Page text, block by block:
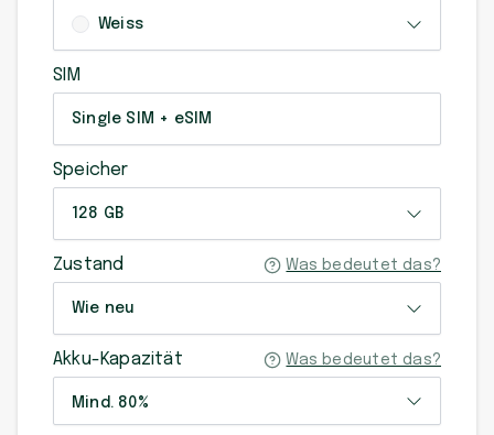
Weiss
SIM
Single SIM + eSIM
Speicher
128 GB
Zustand Was bedeutet das?
Wie neu
Akku-Kapazität Was bedeutet das?
Mind. 80%